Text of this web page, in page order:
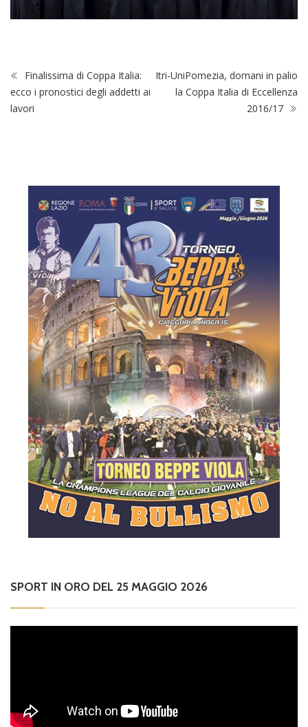
Finalissima di Coppa Italia:
ecco i pronostici degli addetti ai
lavori
Itri-UniPomezia, domani in palio
la Coppa Italia di Eccellenza
2016/17
SPORT IN ORO DEL 25 MAGGIO 2026